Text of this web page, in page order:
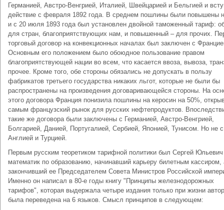
Германией, Австро-Венгрией, Италией, Швейцарией и Бельгией и
действие с февраля 1892 года. В среднем пошлины были повышены
и с 20 июля 1893 года был установлен двойной таможенный тариф:
для стран, благоприятствующих нам, и повышенный – для прочих.
торговый договор на конвекционных началах был заключен с
Основным его положением было обоюдное пользование правом
благоприятствующей нации во всем, что касается ввоза, вывоза,
прочее. Кроме того, обе стороны обязались не допускать в пользу
фабрикатов третьего государства никаких льгот, которые не были бы
распространены на произведения договаривающейся стороны. На
этого договора Франция понизила пошлины на керосин на 50%,
самым французский рынок для русских нефтепродуктов.
такие же договора были заключены с Германией, Австро-Венгрией,
Болгарией, Данией, Португалией, Сербией, Японией, Тунисом. Но не
Англией и Турцией.
Первым русским теоретиком тарифной политики был Сергей
математик по образованию, начинавший карьеру билетным кассиром,
закончивший ее Председателем Совета Министров Российской
Именно он написал в 80-е годы книгу "Принципы железнодорожных
тарифов", которая выдержала четыре издания только при жизни
была переведена на 6 языков. Смысл принципов в следующем: